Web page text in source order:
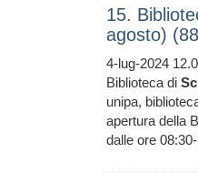
15.
agosto)
4-lug-2024
Biblioteca di
unipa,
apertura della
dalle ore